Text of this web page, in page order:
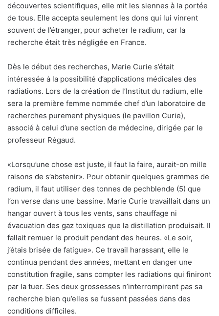
découvertes scientifiques, elle mit les siennes à la portée
de tous. Elle accepta seulement les dons qui lui vinrent
souvent de l’étranger, pour acheter le radium, car la
recherche était très négligée en France.
Dès le début des recherches, Marie Curie s’était
intéressée à la possibilité d’applications médicales des
radiations. Lors de la création de l’Institut du radium, elle
sera la première femme nommée chef d’un laboratoire de
recherches purement physiques (le pavillon Curie),
associé à celui d’une section de médecine, dirigée par le
professeur Régaud.
«Lorsqu’une chose est juste, il faut la faire, aurait-on mille
raisons de s’abstenir». Pour obtenir quelques grammes de
radium, il faut utiliser des tonnes de pechblende (5) que
l’on verse dans une bassine. Marie Curie travaillait dans un
hangar ouvert à tous les vents, sans chauffage ni
évacuation des gaz toxiques que la distillation produisait. Il
fallait remuer le produit pendant des heures. «Le soir,
j’étais brisée de fatigue». Ce travail harassant, elle le
continua pendant des années, mettant en danger une
constitution fragile, sans compter les radiations qui finiront
par la tuer. Ses deux grossesses n’interrompirent pas sa
recherche bien qu’elles se fussent passées dans des
conditions difficiles.